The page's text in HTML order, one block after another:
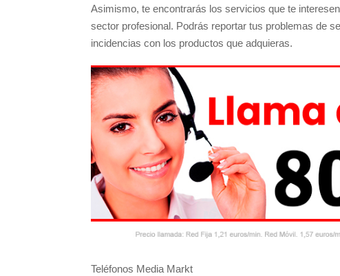
Asimismo, te encontrarás los servicios que te
sector profesional. Podrás reportar tus problemas de
incidencias con los productos que adquieras.
Teléfonos Media Markt